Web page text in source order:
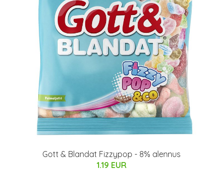
Gott & Blandat Fizzypop - 8% alennus
1.19 EUR